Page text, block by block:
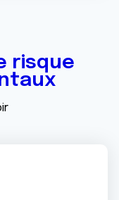
risque